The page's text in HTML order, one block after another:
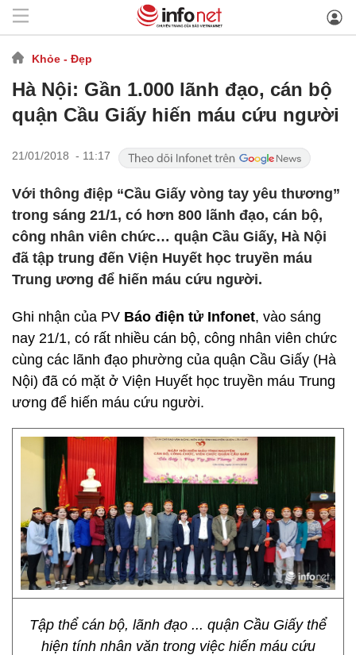
Khỏe - Đẹp
Hà Nội: Gần 1.000 lãnh đạo, cán bộ
quận Cầu Giấy hiến máu cứu người
21/01/2018 - 11:17
Với thông điệp “Cầu Giấy vòng tay yêu thương”
trong sáng 21/1, có hơn 800 lãnh đạo, cán bộ,
công nhân viên chức… quận Cầu Giấy, Hà Nội
đã tập trung đến Viện Huyết học truyền máu
Trung ương để hiến máu cứu người.
Ghi nhận của PV Báo điện tử Infonet, vào sáng
nay 21/1, có rất nhiều cán bộ, công nhân viên chức
cùng các lãnh đạo phường của quận Cầu Giấy (Hà
Nội) đã có mặt ở Viện Huyết học truyền máu Trung
ương để hiến máu cứu người.
Tập thể cán bộ, lãnh đạo ... quận Cầu Giấy thể
hiện tính nhân văn trong việc hiến máu cứu